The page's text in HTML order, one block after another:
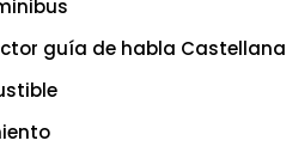
guía de habla Castellana